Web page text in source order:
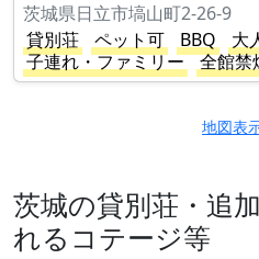
茨城県日立市塙山町2-26-9
貸別荘
ペット可 BBQ 大
子連れ・ファミリー
全館禁
地図表
茨城の貸別荘・追
れるコテージ等